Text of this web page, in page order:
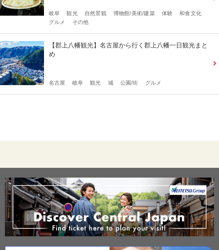
岐阜 観光 自然景観 博物館/美術/建築 体験
和食文化
グルメ
その他
【郡上八幡観光】名古屋から行く郡上八幡一日観光まと
め
名古屋 岐阜 観光 城 公園/街 グルメ